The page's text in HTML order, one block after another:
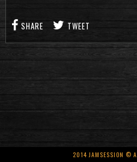
SHARE TWEET
2014 JAMSESSION ©